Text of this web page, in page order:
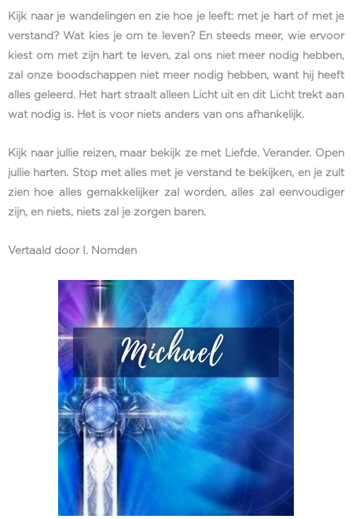
Kijk naar je wandelingen en zie hoe je leeft: met je hart of met je
verstand? Wat kies je om te leven? En steeds meer, wie ervoor
kiest om met zijn hart te leven, zal ons niet meer nodig hebben,
zal onze boodschappen niet meer nodig hebben, want hij heeft
alles geleerd. Het hart straalt alleen Licht uit en dit Licht trekt aan
wat nodig is. Het is voor niets anders van ons afhankelijk.
Kijk naar jullie reizen, maar bekijk ze met Liefde. Verander. Open
jullie harten. Stop met alles met je verstand te bekijken, en je zult
zien hoe alles gemakkelijker zal worden, alles zal eenvoudiger
zijn, en niets, niets zal je zorgen baren.
Vertaald door I. Nomden